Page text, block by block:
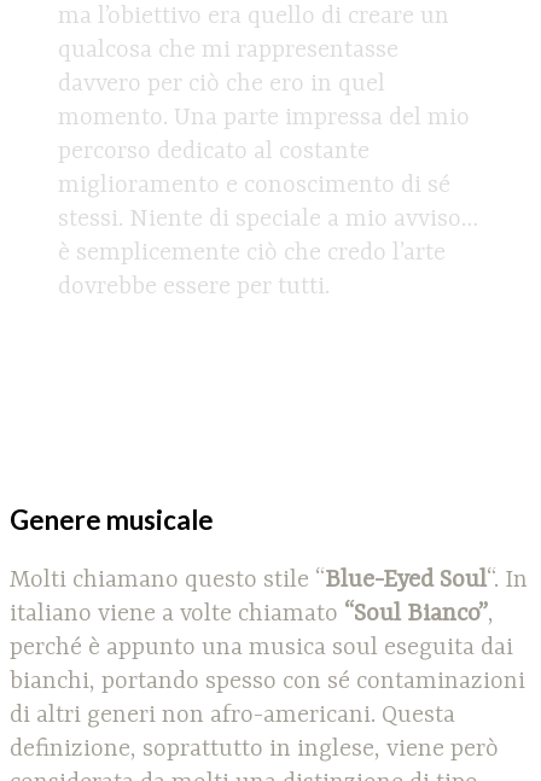
ma l’obiettivo era quello di creare un
qualcosa che mi rappresentasse
davvero per ciò che ero in quel
momento. Una parte impressa del mio
percorso dedicato al costante
miglioramento e conoscimento di sé
stessi. Niente di speciale a mio avviso…
è semplicemente ciò che credo l’arte
dovrebbe essere per tutti.
Genere musicale
Molti chiamano questo stile “Blue-Eyed Soul“. In
italiano viene a volte chiamato “Soul Bianco”,
perché è appunto una musica soul eseguita dai
bianchi, portando spesso con sé contaminazioni
di altri generi non afro-americani. Questa
definizione, soprattutto in inglese, viene però